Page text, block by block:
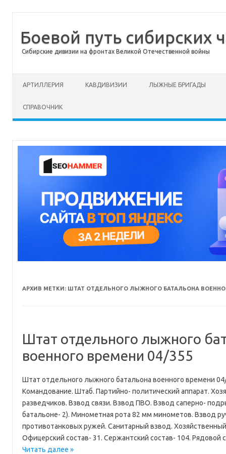
Боевой путь сибирских
Сибирские дивизии на фронтах Великой Отечественной войны
АРТИЛЛЕРИЯ КАВДИВИЗИИ ЛЫЖНЫЕ БРИГАДЫ
СПРАВОЧНИК
АРХИВ МЕТКИ: ШТАТ ОТДЕЛЬНОГО ЛЫЖНОГО БАТАЛЬОНА
Штат отдельного лыжного
военного времени 04/355
Штат отдельного лыжного батальона военного времени
Командование. Штаб. Партийно- политический аппарат.
разведчиков. Взвод связи. Взвод ПВО. Взвод саперно-
батальоне- 2). Минометная рота 82 мм минометов. Взвод
противотанковых ружей. Санитарный взвод.
Офицерский состав- 31. Сержантский состав- 104. Рядовой
Читать далее »